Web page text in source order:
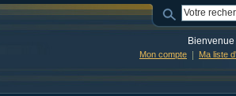
Mon compte Ma liste